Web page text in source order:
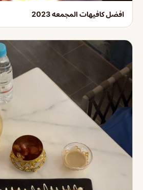
افضل كافيهات المجمعه 2023